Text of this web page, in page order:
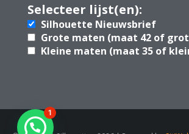
Selecteer lijst(en):
Silhouette Nieuwsbrief
Grote maten (maat 42 of
Kleine maten (maat 35 of
1